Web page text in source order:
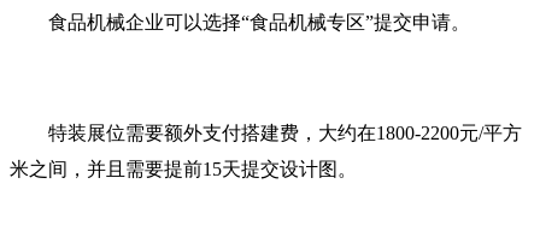
食品机械企业可以选择“食品机械专区”提交申请。
特装展位需要额外支付搭建费，大约在1800-2200元/平方
米之间，并且需要提前15天提交设计图。